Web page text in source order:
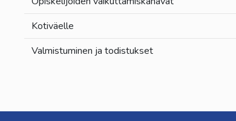
Kotiväelle
Valmistuminen ja todistukset